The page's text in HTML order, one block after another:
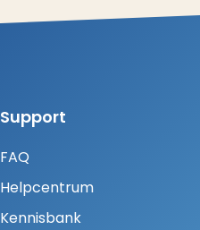
Support
FAQ
Helpcentrum
Kennisbank